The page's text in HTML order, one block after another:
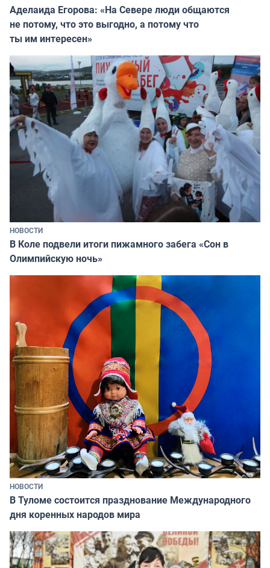
Аделаида Егорова: «На Севере люди общаются
не потому, что это выгодно, а потому что
ты им интересен»
НОВОСТИ
В Коле подвели итоги пижамного забега «Сон в
Олимпийскую ночь»
НОВОСТИ
В Туломе состоится празднование Международного
дня коренных народов мира